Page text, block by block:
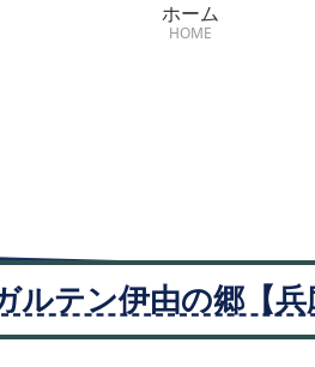
ホーム
HOME
ルテン伊由の郷【兵